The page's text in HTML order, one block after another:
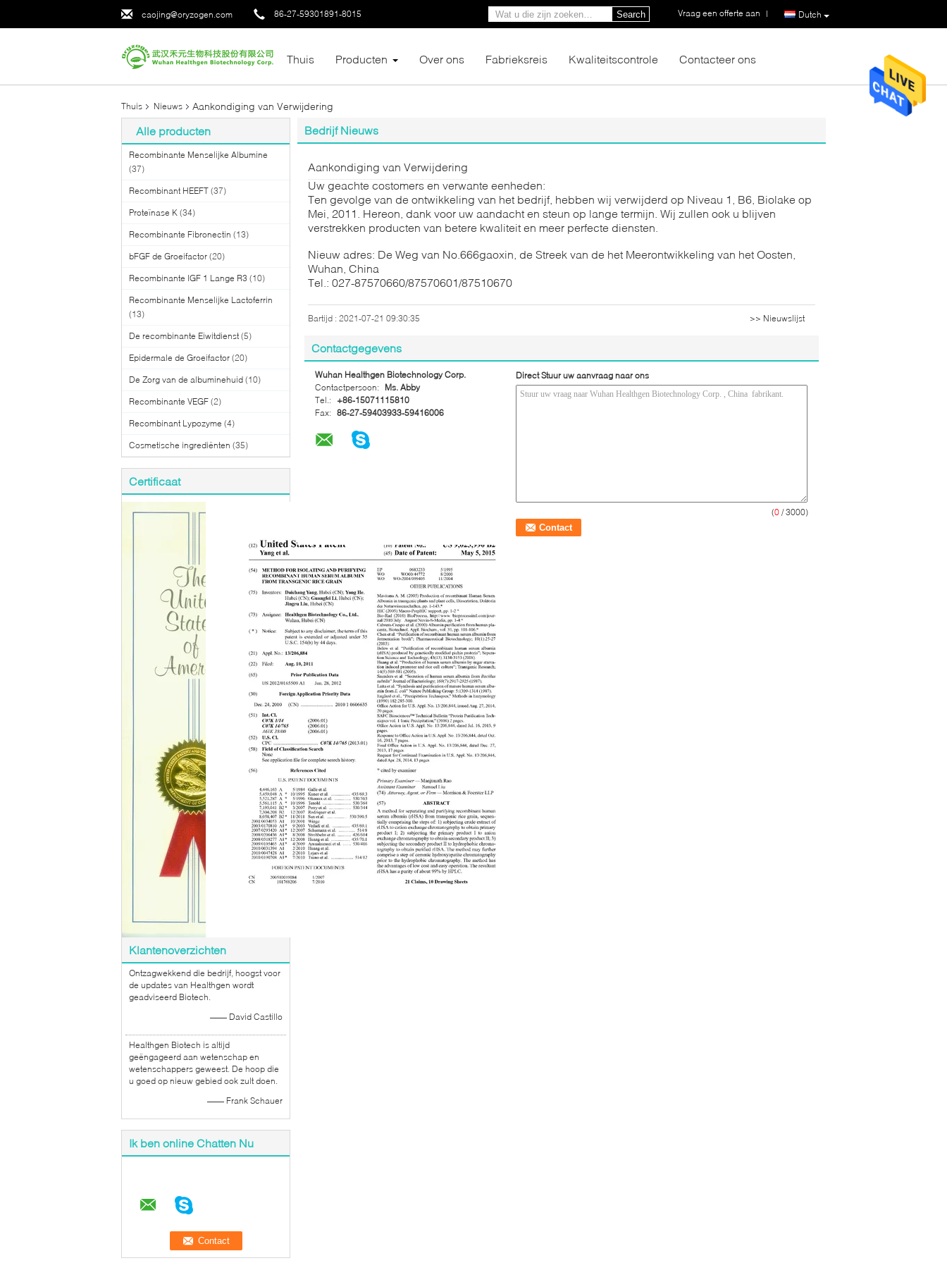
caojing@oryzogen.com 86-27-59301891-8015 Dutch
Vraag een offerte aan |
Search
Thuis Producten Over ons Fabrieksreis Kwaliteitscontrole Contacteer ons
Thuis Nieuws Aankondiging van Verwijdering
Alle producten
Recombinante Menselijke Albumine
(37)
Recombinant HEEFT (37)
Proteïnase K (34)
Recombinante Fibronectin (13)
bFGF de Groeifactor (20)
Recombinante IGF 1 Lange R3 (10)
Recombinante Menselijke Lactoferrin
(13)
De recombinante Eiwitdienst (5)
Epidermale de Groeifactor (20)
De Zorg van de albuminehuid (10)
Recombinante VEGF (2)
Recombinant Lypozyme (4)
Cosmetische ingrediënten (35)
Certificaat
Klantenoverzichten
Ontzagwekkend die bedrijf, hoogst voor
de updates van Healthgen wordt
geadviseerd Biotech.
—— David Castillo
Healthgen Biotech is altijd
geëngageerd aan wetenschap en
wetenschappers geweest. De hoop die
u goed op nieuw gebied ook zult doen.
—— Frank Schauer
Ik ben online Chatten Nu
Bedrijf Nieuws
Aankondiging van Verwijdering
Uw geachte costomers en verwante eenheden:
Ten gevolge van de ontwikkeling van het bedrijf, hebben wij verwijderd op Niveau 1, B6, Biolake op
Mei, 2011. Hereon, dank voor uw aandacht en steun op lange termijn. Wij zullen ook u blijven
verstrekken producten van betere kwaliteit en meer perfecte diensten.
Nieuw adres: De Weg van No.666gaoxin, de Streek van de het Meerontwikkeling van het Oosten,
Wuhan, China
Tel.: 027-87570660/87570601/87510670
Bartijd : 2021-07-21 09:30:35 >> Nieuwslijst
Contactgegevens
Wuhan Healthgen Biotechnology Corp.
Contactpersoon:
Ms. Abby
Tel.:
+86-15071115810
Fax: 86-27-59403933-59416006
Direct Stuur uw aanvraag naar ons
(0 / 3000)